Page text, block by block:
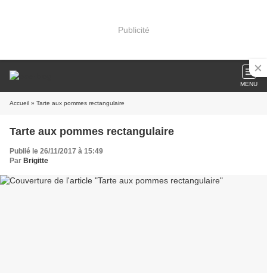
Publicité
MENU
Accueil » Tarte aux pommes rectangulaire
Tarte aux pommes rectangulaire
Publié le 26/11/2017 à 15:49
Par Brigitte